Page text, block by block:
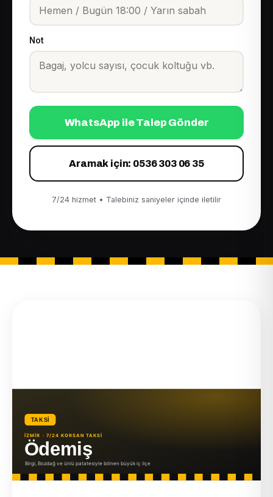
Not
WhatsApp ile Talep Gönder
Aramak için: 0536 303 06 35
7/24 hizmet • Talebiniz saniyeler içinde iletilir